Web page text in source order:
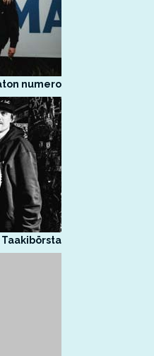
numero
Taakibörsta